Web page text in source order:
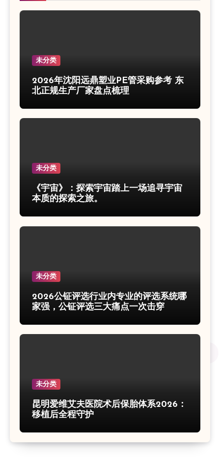
未分类
2026年沈阳远鼎塑业PE管采购参考 东
北正规生产厂家盘点梳理
未分类
《宇宙》：探索宇宙踏上一场追寻宇宙
本质的探索之旅。
未分类
2026公钲评选行业内专业的评选系统哪
家强，公钲评选三大痛点一次击穿
未分类
昆明爱维艾夫医院术后保胎体系2026：
移植后全程守护